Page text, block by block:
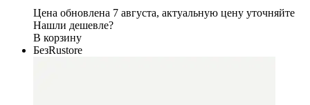
Цена обновлена 7 августа, актуальную цену уточняйте
Нашли дешевле?
В корзину
БезRustore